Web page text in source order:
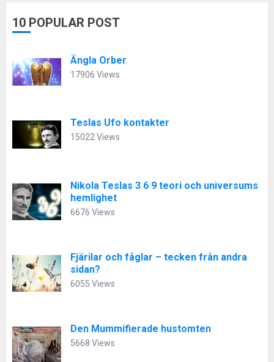
10 POPULAR POST
Ängla Orber
17906 Views
Teslas Ufo kontakter
15022 Views
Nikola Teslas 3 6 9 teori och universums
hemlighet
6676 Views
Fjärilar och fåglar – tecken från andra
sidan?
6055 Views
Den Mummifierade hustomten
5668 Views